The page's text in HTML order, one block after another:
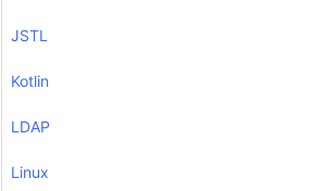
JSTL
Kotlin
LDAP
Linux